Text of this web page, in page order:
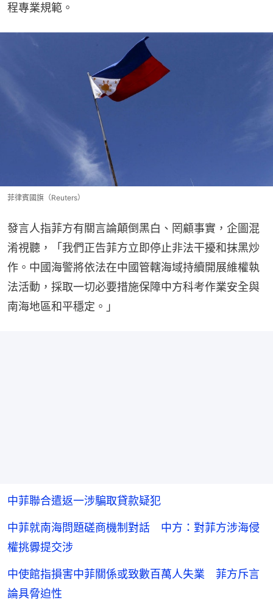
程專業規範。
菲律賓國旗（Reuters）
發言人指菲方有關言論顛倒黑白、罔顧事實，企圖混
淆視聽，「我們正告菲方立即停止非法干擾和抹黑炒
作。中國海警將依法在中國管轄海域持續開展維權執
法活動，採取一切必要措施保障中方科考作業安全與
南海地區和平穩定。」
中菲聯合遣返一涉騙取貸款疑犯
中菲就南海問題磋商機制對話 中方：對菲方涉海侵
權挑釁提交涉
中使館指損害中菲關係或致數百萬人失業 菲方斥言
論具脅迫性